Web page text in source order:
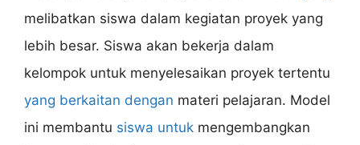
melibatkan siswa dalam kegiatan proyek yang
lebih besar. Siswa akan bekerja dalam
kelompok untuk menyelesaikan proyek tertentu
yang berkaitan dengan materi pelajaran. Model
ini membantu siswa untuk mengembangkan